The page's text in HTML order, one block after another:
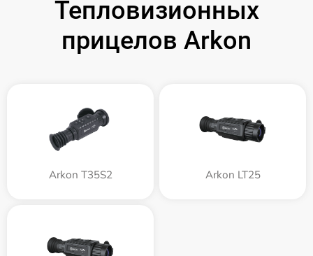
Тепловизионных
прицелов Arkon
Arkon T35S2 Arkon LT25